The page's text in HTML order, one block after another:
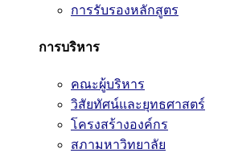
การรับรองหลักสูตร
การบริหาร
คณะผู้บริหาร
วิสัยทัศน์และยุทธศาสตร์
โครงสร้างองค์กร
สภามหาวิทยาลัย